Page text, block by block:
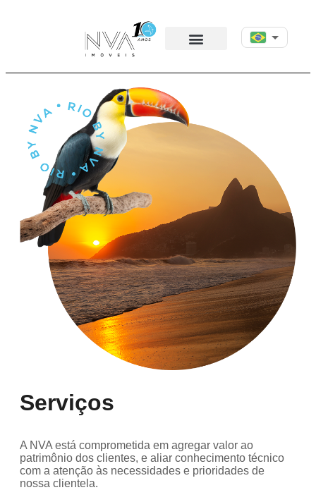
Serviços
A NVA está comprometida em agregar valor ao
patrimônio dos clientes, e aliar conhecimento técnico
com a atenção às necessidades e prioridades de
nossa clientela.